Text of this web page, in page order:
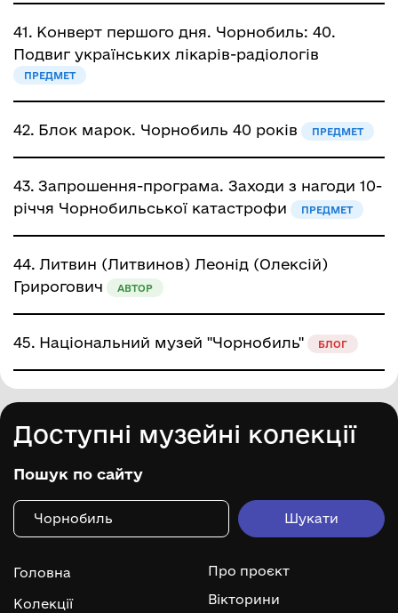
41. Конверт першого дня. Чорнобиль: 40.
Подвиг українських лікарів-радіологів
ПРЕДМЕТ
42. Блок марок. Чорнобиль 40 років ПРЕДМЕТ
43. Запрошення-програма. Заходи з нагоди 10-
річчя Чорнобильської катастрофи
ПРЕДМЕТ
44. Литвин (Литвинов) Леонід (Олексій)
Грирогович
АВТОР
45. Національний музей "Чорнобиль" БЛОГ
Доступні музейні колекції
Пошук по сайту
Головна
Колекції
Про проєкт
Вікторини